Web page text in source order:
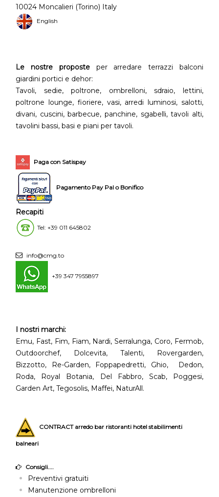
10024 Moncalieri (Torino) Italy
English
Le nostre proposteper arredare terrazzi balconi
giardini portici e dehor:
Tavoli, sedie, poltrone, ombrelloni, sdraio, lettini,
poltrone lounge, fioriere, vasi, arredi luminosi, salotti,
divani, cuscini, barbecue, panchine, sgabelli, tavoli alti,
tavolini bassi, basi e piani per tavoli.
Paga con Satispay
Pagamento Pay Pal o Bonifico
Recapiti
Tel: +39 011 645802
info@cmg.to
+39 347 7955897
I nostri marchi:
Emu, Fast, Fim, Fiam, Nardi, Serralunga, Coro, Fermob,
Outdoorchef, Dolcevita, Talenti, Rovergarden,
Bizzotto, Re-Garden, Foppapedretti, Ghio, Dedon,
Roda, Royal Botania, Del Fabbro, Scab, Poggesi,
Garden Art, Tegosolis, Maffei, NaturAll.
CONTRACT arredo bar ristoranti hotel stabilimenti
balneari
Consigli....
Preventivi gratuiti
Manutenzione ombrelloni